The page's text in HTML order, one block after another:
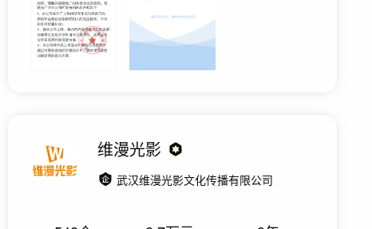
维漫光影
武汉维漫光影文化传播有限公司